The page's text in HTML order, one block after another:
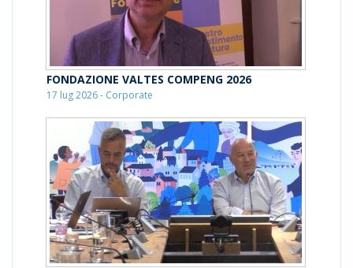
FONDAZIONE VALTES COMPENG 2026
17 lug 2026 - Corporate